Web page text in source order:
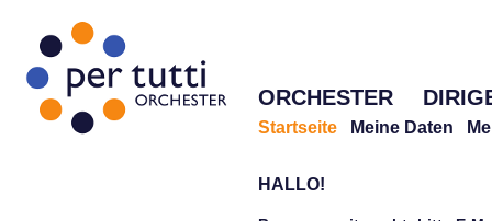
ORCHESTER
Startseite Meine Daten
HALLO!